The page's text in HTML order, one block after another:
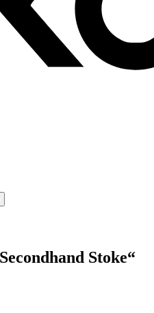
Stoke“